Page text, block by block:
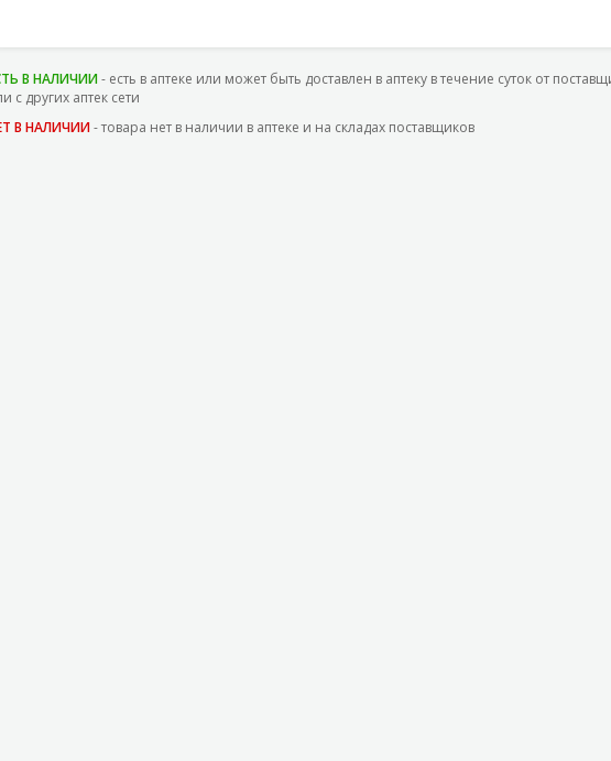
В НАЛИЧИИ- есть в аптеке или может быть доставлен в аптеку в течение суток от
с других аптек сети
В НАЛИЧИИ- товара нет в наличии в аптеке и на складах поставщиков